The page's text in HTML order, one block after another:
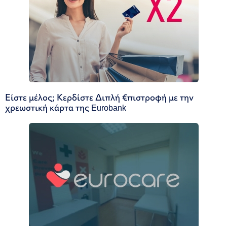
Είστε μέλος; Κερδίστε Διπλή €πιστροφή με την
χρεωστική κάρτα της Eurobank